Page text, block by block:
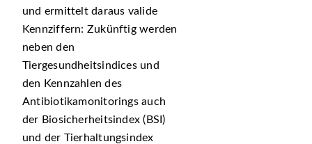
und ermittelt daraus valide
Kennziffern: Zukünftig werden
neben den
Tiergesundheitsindices und
den Kennzahlen des
Antibiotikamonitorings auch
der Biosicherheitsindex (BSI)
und der Tierhaltungsindex